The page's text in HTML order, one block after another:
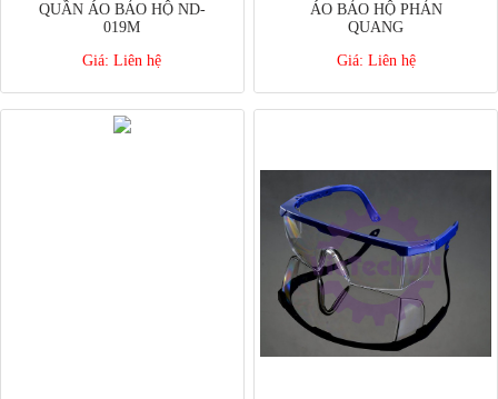
QUẦN ÁO BẢO HỘ ND-
019M
Giá: Liên hệ
ÁO BẢO HỘ PHẢN
QUANG
Giá: Liên hệ